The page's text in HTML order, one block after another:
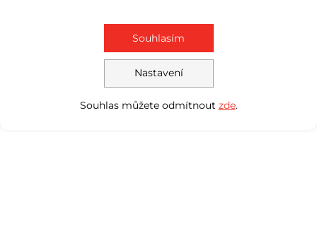
Nastavení
Souhlasím
Souhlas můžete odmítnout zde.